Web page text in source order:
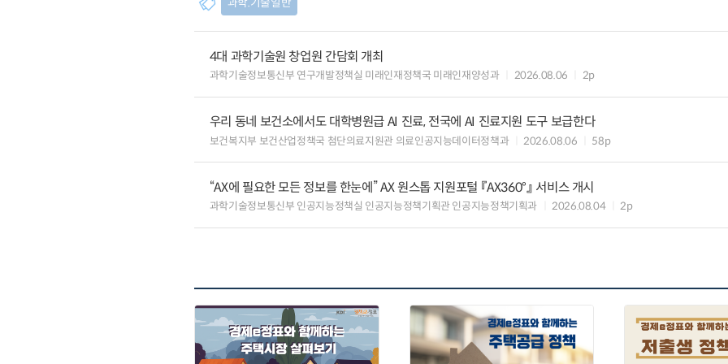
과학.기술일반
4대 과학기술원 창업원 간담회 개최
과학기술정보통신부 연구개발정책실 미래인재정책국 미래인재양성과 2026.08.06 2p
우리 동네 보건소에서도 대학병원급 AI 진료, 전국에 AI 진료지원 도구 보급한다
보건복지부 보건산업정책국 첨단의료지원관 의료인공지능데이터정책과 2026.08.06 58p
“AX에 필요한 모든 정보를 한눈에” AX 원스톱 지원포털 『AX360°』 서비스 개시
과학기술정보통신부 인공지능정책실 인공지능정책기획관 인공지능정책기획과 2026.08.04 2p